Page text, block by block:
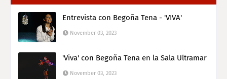
Entrevista con Begoña Tena - 'VIVA'
November 03, 2023
'Viva' con Begoña Tena en la Sala Ultramar
November 03, 2023